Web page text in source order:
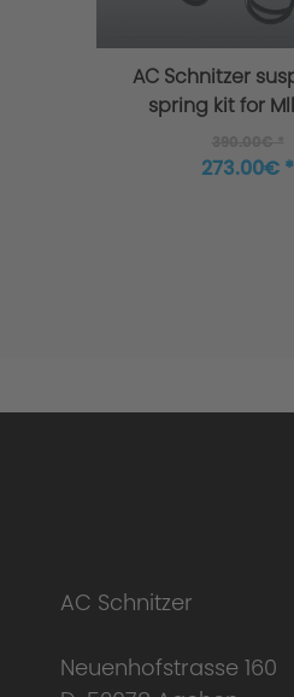
AC Schnitzer
spring kit for
273.00€ *
AC Schnitzer
Neuenhofstrasse 160